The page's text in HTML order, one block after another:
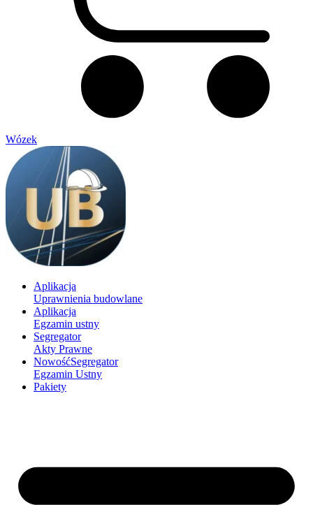
Wózek
Aplikacja
Uprawnienia budowlane
Aplikacja
Egzamin ustny
Segregator
Akty Prawne
NowośćSegregator
Egzamin Ustny
Pakiety